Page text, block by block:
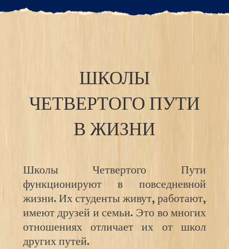
ШКОЛЫ
ЧЕТВЕРТОГО ПУТИ
В ЖИЗНИ
Школы Четвертого Пути
функционируют в повседневной
жизни. Их студенты живут, работают,
имеют друзей и семьи. Это во многих
отношениях отличает их от школ
других путей.